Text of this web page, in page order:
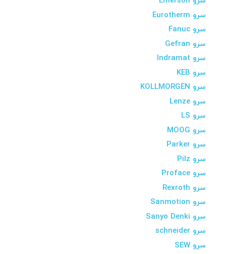
سرو Eurotherm
سرو Fanuc
سرو Gefran
سرو Indramat
سرو KEB
سرو KOLLMORGEN
سرو Lenze
سرو LS
سرو MOOG
سرو Parker
سرو Pilz
سرو Proface
سرو Rexroth
سرو Sanmotion
سرو Sanyo Denki
سرو schneider
سرو SEW